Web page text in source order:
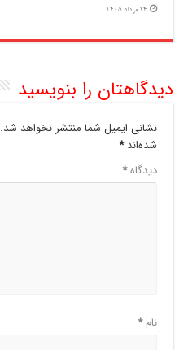
14 مرداد 1405
دیدگاهتان را بنویسید
نشانی ایمیل شما منتشر نخواهد شد.
شده‌اند*
دیدگاه*
نام*